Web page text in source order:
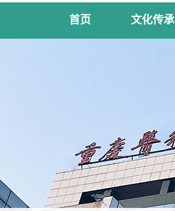
首页 文化传承